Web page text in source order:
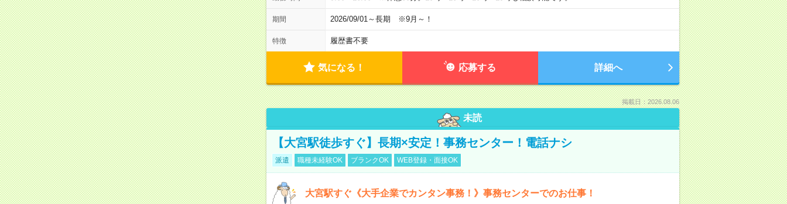
期間 2026/09/01～長期 ※9月～！
特徴 履歴書不要
気になる！ 応募する 詳細へ
掲載日：2026.08.06
未読
【大宮駅徒歩すぐ】長期×安定！事務センター！電話ナシ
派遣 職種未経験OK ブランクOK WEB登録・面接OK
大宮駅すぐ《大手企業でカンタン事務！》事務センターでのお仕事！